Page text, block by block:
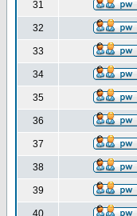
31
32
33
34
35
36
37
38
39
40